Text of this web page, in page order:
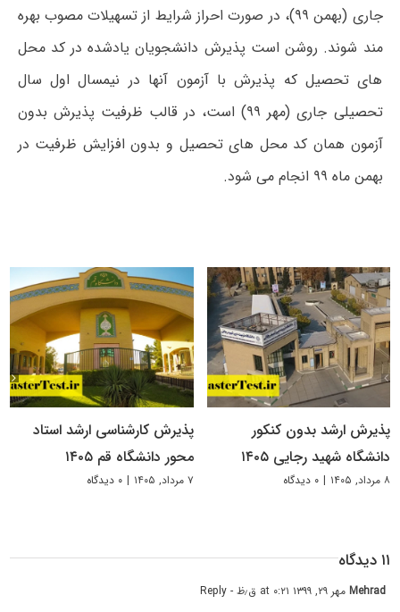
جاری (بهمن ۹۹)، در صورت احراز شرایط از تسهیلات مصوب بهره
مند شوند. روشن است پذیرش دانشجویان یادشده در کد محل
های تحصیل که پذیرش با آزمون آنها در نیمسال اول سال
تحصیلی جاری (مهر ۹۹) است، در قالب ظرفیت پذیرش بدون
آزمون همان کد محل های تحصیل و بدون افزایش ظرفیت در
بهمن ماه ۹۹ انجام می شود.
پذیرش ارشد بدون کنکور
دانشگاه شهید رجایی ۱۴۰۵
۸ مرداد, ۱۴۰۵ | ۰ دیدگاه
پذیرش کارشناسی ارشد استاد
محور دانشگاه قم ۱۴۰۵
۷ مرداد, ۱۴۰۵ | ۰ دیدگاه
۱۱ دیدگاه
Mehradمهر ۲۹, ۱۳۹۹ at ۰:۲۱ ق٫ظ - Reply